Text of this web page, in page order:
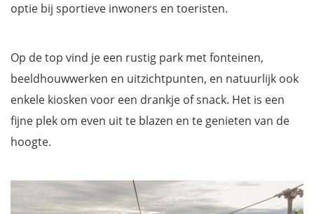
optie bij sportieve inwoners en toeristen.
Op de top vind je een rustig park met fonteinen,
beeldhouwwerken en uitzichtpunten, en natuurlijk ook
enkele kiosken voor een drankje of snack. Het is een
fijne plek om even uit te blazen en te genieten van de
hoogte.